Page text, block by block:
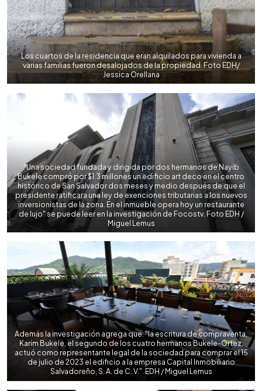
Los cuartos de la residencia que eran alquilados para vivienda a
varias familias fueron desalojados de la propiedad. Foto EDH/
Jessica Orellana
"Una sociedad fundada y dirigida por dos hermanos de Nayib
Bukele compró por $1.3 millones un edificio art deco en el centro
histórico de San Salvador dos meses y medio después de que el
presidente ratificara una ley de exenciones tributarias a los nuevos
inversionistas de la zona. En el inmueble opera hoy un restaurante
de lujo" se puede leer en la investigación de Focostv. Foto EDH /
Miguel Lemus
Además la investigación agrega que: "la escritura de compraventa,
Karim Bukele, el segundo de los cuatro hermanos Bukele-Ortez,
actuó como representante legal de la sociedad para comprar el 15
de julio de 2023 el edificio a la empresa Capital Inmobiliario
Salvadoreño, S. A. de C. V.". EDH / Miguel Lemus